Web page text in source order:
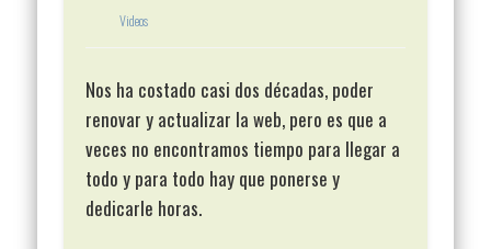
Videos
Nos ha costado casi dos décadas, poder
renovar y actualizar la web, pero es que a
veces no encontramos tiempo para llegar a
todo y para todo hay que ponerse y
dedicarle horas.